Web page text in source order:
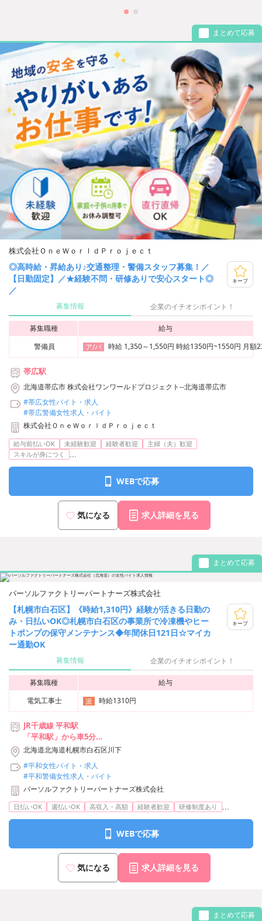
まとめて応募
株式会社ＯｎｅＷｏｒｌｄＰｒｏｊｅｃｔ
◎高時給・昇給あり♪交通整理・警備スタッフ募集！／
【日勤固定】／★経験不問・研修ありで安心スタート◎
／
キープ
募集情報 企業のイチオシポイント！
募集職種
給与
警備員
ア/パ 時給 1,350～1,550円 時給1350円~1550円 月
帯広駅
北海道帯広市 株式会社ワンワールドプロジェクト--北海道帯広市
#帯広女性バイト・求人
#帯広警備女性求人・バイト
株式会社ＯｎｅＷｏｒｌｄＰｒｏｊｅｃｔ
給与前払いOK 未経験歓迎 経験者歓迎
主婦（夫）歓迎
スキルが身につく
...
WEBで応募
気になる 求人詳細を見る
まとめて応募
パーソルファクトリーパートナーズ株式会社
【札幌市白石区】《時給1,310円》経験が活きる日勤の
み・日払いOK◎札幌市白石区の事業所で冷凍機やヒー
トポンプの保守メンテナンス◆年間休日121日☆マイカ
ー通勤OK
キープ
募集情報 企業のイチオシポイント！
募集職種
給与
電気工事士
派 時給1310円
JR千歳線 平和駅
「平和駅」から車5分
・北海道中央バス「川下会館前」から徒歩2分
北海道北海道札幌市白石区川下
#平和女性バイト・求人
#平和警備女性求人・バイト
パーソルファクトリーパートナーズ株式会社
日払いOK 週払いOK 高収入・高額 経験者歓迎 研修制度あり ...
WEBで応募
気になる 求人詳細を見る
まとめて応募